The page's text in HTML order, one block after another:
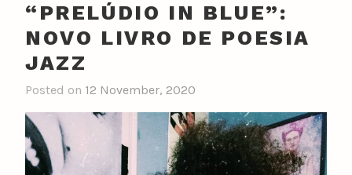
“PRELÚDIO IN BLUE”:
NOVO LIVRO DE POESIA
JAZZ
Posted on 12 November, 2020